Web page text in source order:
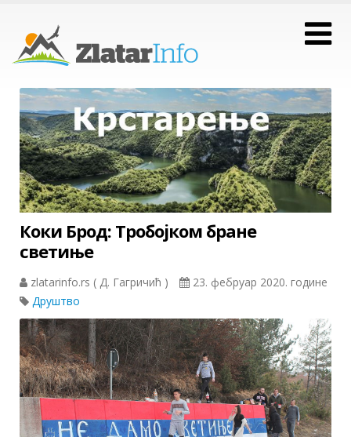
Коки Брод: Тробојком бране
светиње
zlatarinfo.rs ( Д. Гагричић )
23. фебруар 2020. године
Друштво